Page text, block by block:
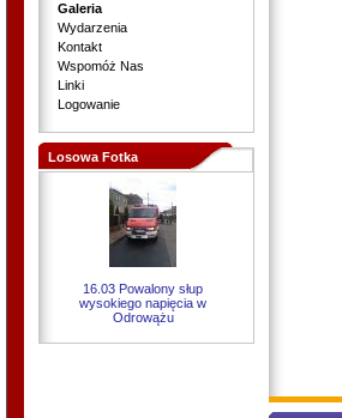
Galeria
Wydarzenia
Kontakt
Wspomóż Nas
Linki
Logowanie
Losowa Fotka
16.03 Powalony słup
wysokiego napięcia w
Odrowążu